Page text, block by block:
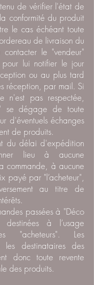
tenu de vérifier l'état de
conformité du produit
le cas échéant toute
de livraison du
contacter le "vendeur"
lui notifier le jour
ou au plus tard
réception, par mail. Si
n'est pas respectée,
se dégage de toute
d'éventuels échanges
de produits.
du délai d'expédition
lieu à aucune
commande, à aucune
payé par "l’acheteur",
au titre de
passées à "Déco
à l’usage
"acheteurs". Les
les destinataires des
donc toute revente
des produits.